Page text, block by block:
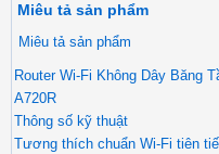
Miêu tả sản phẩm
Miêu tả sản phẩm
Router Wi-Fi Không Dây Băng
A720R
Thông số kỹ thuật
Tương thích chuẩn Wi-Fi tiên